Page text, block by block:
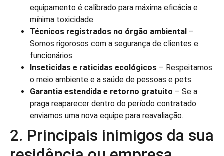
equipamento é calibrado para máxima eficácia e
mínima toxicidade.
Técnicos registrados no órgão ambiental –
Somos rigorosos com a segurança de clientes e
funcionários.
Inseticidas e raticidas ecológicos – Respeitamos
o meio ambiente e a saúde de pessoas e pets.
Garantia estendida e retorno gratuito – Se a
praga reaparecer dentro do período contratado
enviamos uma nova equipe para reavaliação.
2. Principais inimigos da sua